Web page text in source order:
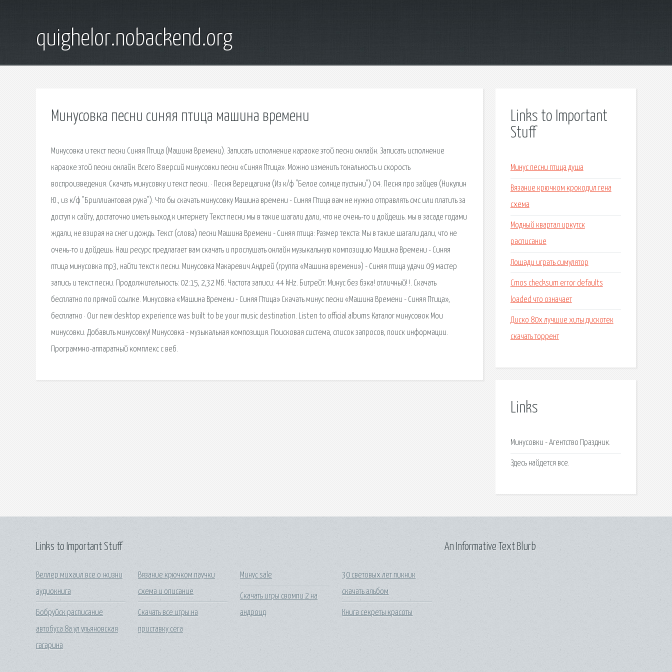
quighelor.nobackend.org
Минусовка песни синяя птица машина времени
Минусовка и текст песни Синяя Птица (Машина Времени). Записать исполнение караоке этой песни онлайн. Записать исполнение
караоке этой песни онлайн. Всего 8 версий минусовки песни «Синяя Птица». Можно изменить тональность и скорость
воспроизведения. Скачать минусовку и текст песни. · Песня Верещагина (Из к/ф "Белое солнце пустыни") 04. Песня про зайцев (Никулин
Ю., из к/ф "Бриллиантовая рука"). Что бы скачать минусовку Машина времени - Синяя Птица вам не нужно отправлять смс или платить за
доступ к сайту, достаточно иметь выход к интернету Текст песни мы в такие шагали дали, что не очень-то и дойдешь. мы в засаде годами
ждали, не взирая на снег и дождь. Текст (слова) песни Машина Времени - Синяя птица: Размер текста: Мы в такие шагали дали, что не
очень-то и дойдешь. Наш ресурс предлагает вам скачать и прослушать онлайн музыкальную композицию Машина Времени - Синяя
птица минусовка mp3, найти текст к песни. Минусовка Макаревич Андрей (группа «Машина времени») - Синяя птица удачи 09 мастер
запись и текст песни. Продолжительность: 02:15, 2,32 Мб. Частота записи: 44 kHz. Битрейт: Минус без бэка! отличный! !. Cкачать
бесплатно по прямой ссылке. Минусовка «Машина Времени - Синяя Птица» Скачать минус песни «Машина Времени - Синяя Птица»,
бесплатно · Our new desktop experience was built to be your music destination. Listen to official albums Каталог минусовок Мои
минусовки. Добавить минусовку! Минусовка - музыкальная композиция. Поисковая сиcтема, список запросов, поиск информации.
Программно-аппаратный комплекс с веб.
Links to Important
Stuff
Минус песни птица душа
Вязание крючком крокодил гена
схема
Модный квартал иркутск
расписание
Лошади играть симулятор
Cmos checksum error defaults
loaded что означает
Диско 80х лучшие хиты дискотек
скачать торрент
Links
Минусовки - Агентство Праздник.
Здесь найдется все.
Links to Important Stuff
Веллер михаил все о жизни
аудиокнига
Бобруйск расписание
автобуса 8а ул ульяновская
гагарина
Вязание крючком паучки
схема и описание
Скачать все игры на
приставку сега
Минус sale
Скачать игры свомпи 2 на
андроид
30 световых лет пикник
скачать альбом
Книга секреты красоты
An Informative Text Blurb